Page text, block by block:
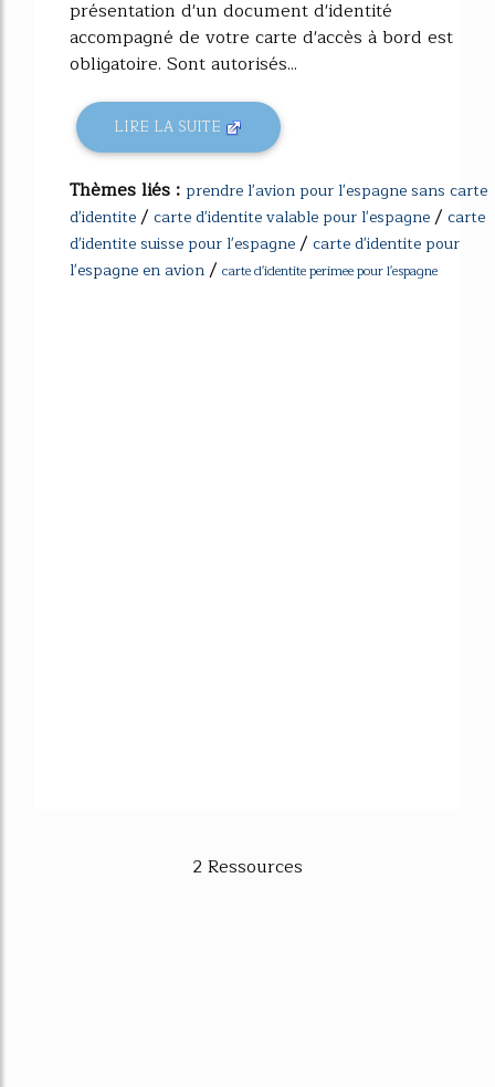
présentation d'un document d'identité
accompagné de votre carte d'accès à bord est
obligatoire. Sont autorisés...
LIRE LA SUITE
Thèmes liés : prendre l'avion pour l'espagne sans carte
d'identite/ carte d'identite valable pour l'espagne/ carte
d'identite suisse pour l'espagne/ carte d'identite pour
l'espagne en avion/ carte d'identite perimee pour l'espagne
2 Ressources